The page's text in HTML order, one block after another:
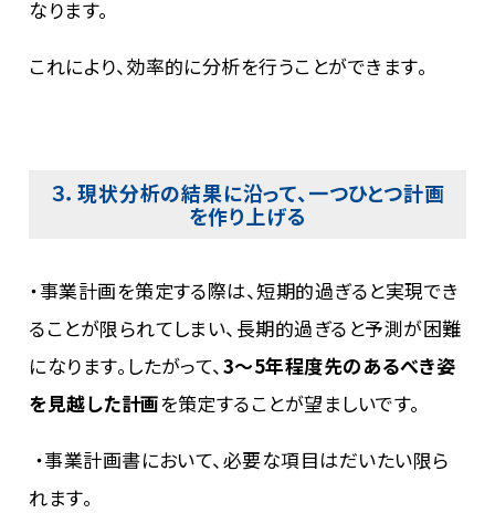
なります。
これにより、効率的に分析を行うことができます。
３．現状分析の結果に沿って、一つひとつ計画
を作り上げる
・事業計画を策定する際は、短期的過ぎると実現でき
ることが限られてしまい、長期的過ぎると予測が困難
になります。したがって、3～5年程度先のあるべき姿
を見越した計画を策定することが望ましいです。
・事業計画書において、必要な項目はだいたい限ら
れます。